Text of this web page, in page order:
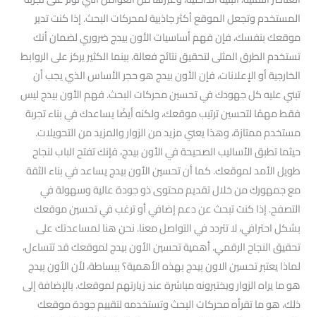
المستخدم وتجعل الموقع أكثر جاذبية لمحركات البحث. إذا كنت تدير
موقعك بنفسك، فإن فهم أساسيات الأون بيدج ضروري لضمان أنك
تستخدم الطرق المثلى لتحقيق نتائج فعالة. بينما الكثير يركز على الروابط
الخارجية أو الإعلانات، فإن الأون بيدج هو حجر الأساس الذي يجب أن
تبني عليه كل جهودك في تحسين محركات البحث. فهم الأون بيدج ليس
فقط مهمًا لتحسين ترتيب موقعك، ولكنه أيضًا يساعدك في بناء تجربة
مستخدم ممتازة، وهذا يعني مزيد من الزوار والمزيد من التحويلات.
حيثما تطبق الأساليب الصحيحة في الأون بيدج، فإنك تفتح الباب لنجاح
طويل الأمد لموقعك. كما أن تحسين الأون بيدج يساعد في بناء الثقة
مع جمهورك من خلال تقديم محتوى ذو جودة عالية وسهولة في
التصفح. إذا كنت تبحث عن دعم إضافي أو ترغب في تحسين موقعك
بشكل احترافي، لا تتردد في التواصل معنا. نحن هنا لمساعدتك على
تحقيق النجاح الرقمي. أهمية تحسين الأون بيدج لموقعك قد تتساءل،
لماذا يعتبر تحسين الاون بيدج بهذه الأهمية؟ ببساطة، لأن الأون بيدج
هو ما يراه الزوار ويختبرونه مباشرة عند زيارتهم لموقعك. بالإضافة إلى
ذلك، هو ما تقرأه محركات البحث وتستخدمه لتقييم جودة موقعك